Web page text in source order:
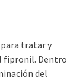
tratar y
fipronil. Dentro
del